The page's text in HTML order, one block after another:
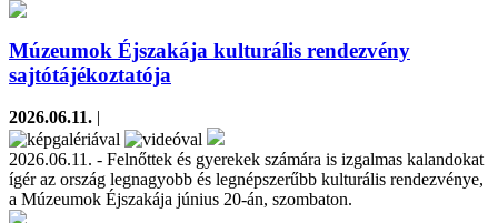
Múzeumok Éjszakája kulturális rendezvény
sajtótájékoztatója
2026.06.11. |
2026.06.11. - Felnőttek és gyerekek számára is izgalmas kalandokat
ígér az ország legnagyobb és legnépszerűbb kulturális rendezvénye,
a Múzeumok Éjszakája június 20-án, szombaton.